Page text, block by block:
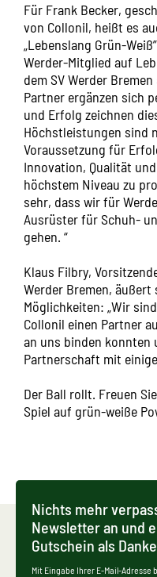
Für Frank Becker,
von Collonil, heißt es
„Lebenslang Grün-
Werder-Mitglied auf
dem SV Werder
Partner ergänzen sich
und Erfolg zeichnen
Höchstleistungen sind
Voraussetzung für
Innovation, Qualität
höchstem Niveau zu
sehr, dass wir für
Ausrüster für Schuh-
gehen. “
Klaus Filbry,
Werder Bremen, äußert
Möglichkeiten: „Wir
Collonil einen Partner
an uns binden konnten
Partnerschaft mit
Der Ball rollt. Freuen
Spiel auf grün-weiße
Nichts mehr
Newsletter an und
Gutschein als
Mit Eingabe Ihrer E-Mail-